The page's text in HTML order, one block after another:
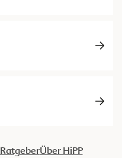
RatgeberÜber HiPP